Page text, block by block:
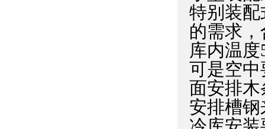
特别装
的需求
库内温
可是空
面安排
安排槽